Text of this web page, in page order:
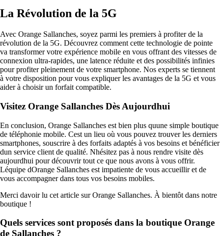
La Révolution de la 5G
Avec Orange Sallanches, soyez parmi les premiers à profiter de la
révolution de la 5G. Découvrez comment cette technologie de pointe
va transformer votre expérience mobile en vous offrant des vitesses de
connexion ultra-rapides, une latence réduite et des possibilités infinies
pour profiter pleinement de votre smartphone. Nos experts se tiennent
à votre disposition pour vous expliquer les avantages de la 5G et vous
aider à choisir un forfait compatible.
Visitez Orange Sallanches Dès Aujourdhui
En conclusion, Orange Sallanches est bien plus quune simple boutique
de téléphonie mobile. Cest un lieu où vous pouvez trouver les derniers
smartphones, souscrire à des forfaits adaptés à vos besoins et bénéficier
dun service client de qualité. Nhésitez pas à nous rendre visite dès
aujourdhui pour découvrir tout ce que nous avons à vous offrir.
Léquipe dOrange Sallanches est impatiente de vous accueillir et de
vous accompagner dans tous vos besoins mobiles.
Merci davoir lu cet article sur Orange Sallanches. À bientôt dans notre
boutique !
Quels services sont proposés dans la boutique Orange
de Sallanches ?